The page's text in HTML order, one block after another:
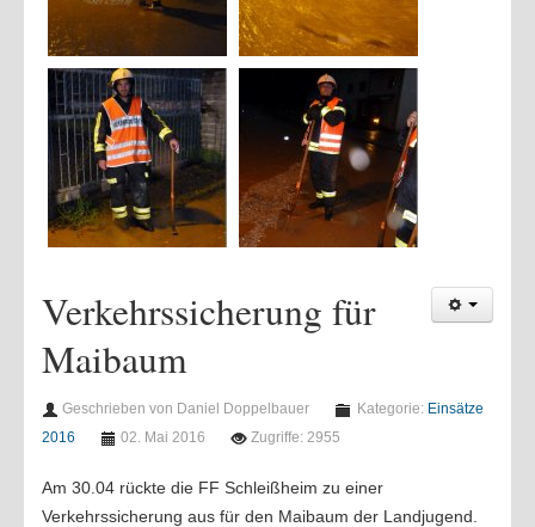
Verkehrssicherung für
Maibaum
Geschrieben von Daniel Doppelbauer Kategorie: Einsätze
2016
02. Mai 2016 Zugriffe: 2955
Am 30.04 rückte die FF Schleißheim zu einer
Verkehrssicherung aus für den Maibaum der Landjugend.